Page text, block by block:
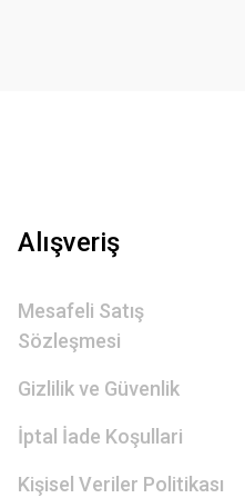
Alışveriş
Mesafeli Satış
Sözleşmesi
Gizlilik ve Güvenlik
İptal İade Koşullari
Kişisel Veriler Politikası